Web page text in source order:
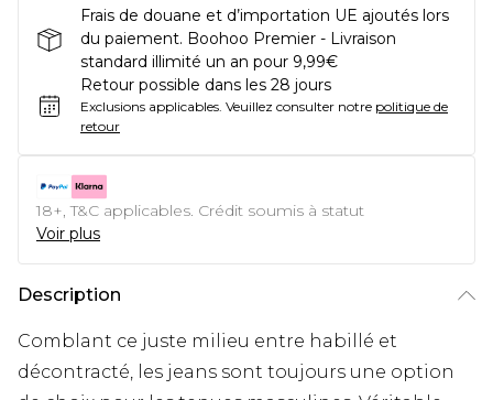
Frais de douane et d’importation UE ajoutés lors
du paiement. Boohoo Premier - Livraison
standard illimité un an pour 9,99€
Retour possible dans les 28 jours
Exclusions applicables. Veuillez consulter notre politique de
retour
18+, T&C applicables. Crédit soumis à statut
Voir plus
Description
Comblant ce juste milieu entre habillé et
décontracté, les jeans sont toujours une option